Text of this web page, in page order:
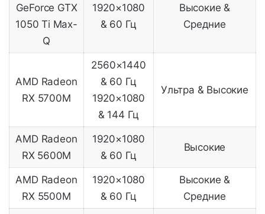
GeForce GTX
1050 Ti Max-
Q
1920×1080
& 60 Гц
Высокие &
Средние
AMD Radeon
RX 5700M
2560×1440
& 60 Гц
1920×1080
& 144 Гц
Ультра & Высокие
AMD Radeon
RX 5600M
1920×1080
& 60 Гц
Высокие
AMD Radeon
RX 5500M
1920×1080
& 60 Гц
Высокие &
Средние